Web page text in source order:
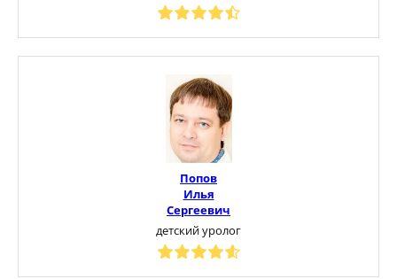
Попов
Илья
Сергеевич
детский уролог